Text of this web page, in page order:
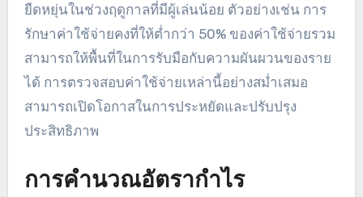
ยืดหยุ่นในช่วงฤดูกาลที่มีผู้เล่นน้อย ตัวอย่างเช่น การ
รักษาค่าใช้จ่ายคงที่ให้ต่ำกว่า 50% ของค่าใช้จ่ายรวม
สามารถให้พื้นที่ในการรับมือกับความผันผวนของราย
ได้ การตรวจสอบค่าใช้จ่ายเหล่านี้อย่างสม่ำเสมอ
สามารถเปิดโอกาสในการประหยัดและปรับปรุง
ประสิทธิภาพ
การคำนวณอัตรากำไร